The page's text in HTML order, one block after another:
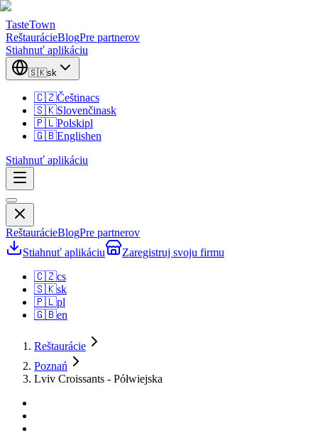
TasteTown
ReštaurácieBlogPre partnerov
Stiahnuť aplikáciu
🇸🇰sk
🇨🇿Češtinacs
🇸🇰Slovenčinask
🇵🇱Polskipl
🇬🇧Englishen
Stiahnuť aplikáciu
ReštaurácieBlogPre partnerov
Stiahnuť aplikáciu
Zaregistruj svoju firmu
🇨🇿cs
🇸🇰sk
🇵🇱pl
🇬🇧en
Reštaurácie
Poznań
Lviv Croissants - Półwiejska